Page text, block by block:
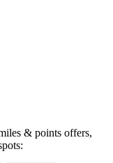
& points offers,